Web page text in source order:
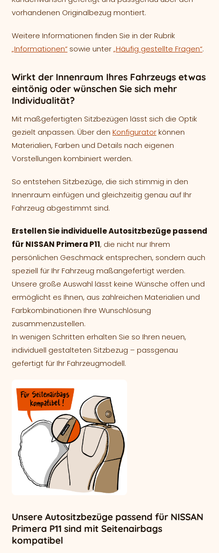
vorhandenen Originalbezug montiert.
Weitere Informationen finden Sie in der Rubrik
„Informationen“ sowie unter„Häufig gestellte Fragen“.
Wirkt der Innenraum Ihres Fahrzeugs etwas
eintönig oder wünschen Sie sich mehr
Individualität?
Mit maßgefertigten Sitzbezügen lässt sich die Optik
gezielt anpassen. Über den Konfiguratorkönnen
Materialien, Farben und Details nach eigenen
Vorstellungen kombiniert werden.
So entstehen Sitzbezüge, die sich stimmig in den
Innenraum einfügen und gleichzeitig genau auf Ihr
Fahrzeug abgestimmt sind.
Erstellen Sie individuelle Autositzbezüge passend
für NISSAN Primera P11, die nicht nur Ihrem
persönlichen Geschmack entsprechen, sondern auch
speziell für Ihr Fahrzeug maßangefertigt werden.
Unsere große Auswahl lässt keine Wünsche offen und
ermöglicht es Ihnen, aus zahlreichen Materialien und
Farbkombinationen Ihre Wunschlösung
zusammenzustellen.
In wenigen Schritten erhalten Sie so Ihren neuen,
individuell gestalteten Sitzbezug – passgenau
gefertigt für Ihr Fahrzeugmodell.
Unsere Autositzbezüge passend für NISSAN
Primera P11 sind mit Seitenairbags
kompatibel